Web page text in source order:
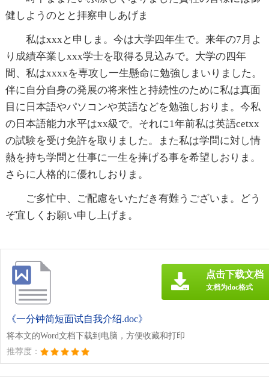
健しようのとと拝察申しあげま
私はxxxと申しま。今は大学四年生で。来年の7月よ
り成績卒業しxxx学士を取得る見込みで。大学の四年
間、私はxxxxを専攻し一生懸命に勉強しまいりました。
伴に自分自身の発展の将来性と持続性のために私は真面
目に日本語やパソコンや英語などを勉強しおりま。今私
の日本語能力水平はxx級で。それに1年前私は英語cetxx
の試験を受け免許を取りました。また私は学問に対し情
熱を持ち学問と仕事に一生を捧げる事を希望しおりま。
さらに人格的に優れしおりま。
ご多忙中、ご配慮をいただき有難うございま。どう
ぞ宜しくお願い申し上げま。
《一分钟简短面试自我介绍.doc》
将本文的Word文档下载到电脑，方便收藏和打印
推荐度：
点击下载文档
文档为doc格式